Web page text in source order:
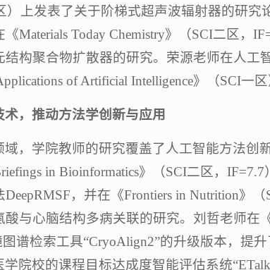
）上发表了关于阶梯式超声波辐射器的研
Materials Today Chemistry》（SCI二区，
构聚合物扩散器的研究。荣源老师在人工
of Artificial Intelligence》（SCI一
，推动方法学创新与应用
，学院教师的研究覆盖了人工智能方法创
in Bioinformatics》（SCI二区，
，并在《Frontiers in Nutrition》
与心脑结构多病关联的研究。刘哲老师在
谱检索工具“CryoAlign2”的升级版本，提
院校的课程目标达成度智能评估系统